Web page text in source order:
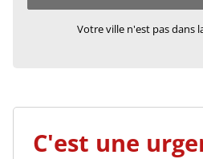
Votre ville n'est pas dans
C'est une